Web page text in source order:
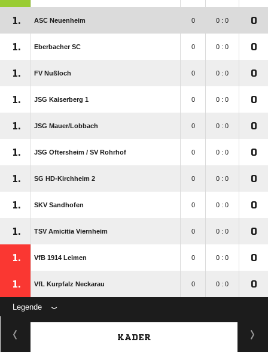
1. ASC Neuenheim 0 0 : 0 0
1. Eberbacher SC 0 0 : 0 0
1. FV Nußloch 0 0 : 0 0
1. JSG Kaiserberg 1 0 0 : 0 0
1. JSG Mauer/​Lobbach 0 0 : 0 0
1. JSG Oftersheim /​ SV Rohrhof 0 0 : 0 0
1. SG HD-Kirchheim 2 0 0 : 0 0
1. SKV Sandhofen 0 0 : 0 0
1. TSV Amicitia Viernheim 0 0 : 0 0
1. VfB 1914 Leimen 0 0 : 0 0
1. VfL Kurpfalz Neckarau 0 0 : 0 0
Legende
KADER